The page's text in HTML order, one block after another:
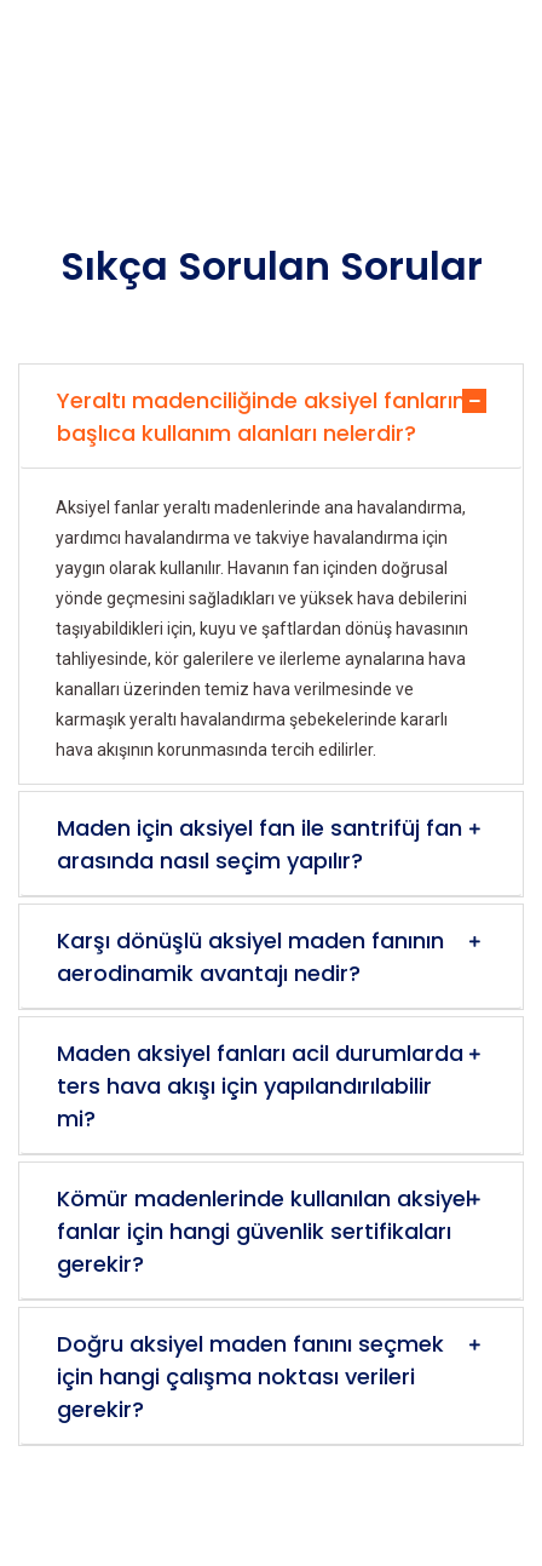
Sıkça Sorulan Sorular
Yeraltı madenciliğinde aksiyel fanların
başlıca kullanım alanları nelerdir?
Aksiyel fanlar yeraltı madenlerinde ana havalandırma,
yardımcı havalandırma ve takviye havalandırma için
yaygın olarak kullanılır. Havanın fan içinden doğrusal
yönde geçmesini sağladıkları ve yüksek hava debilerini
taşıyabildikleri için, kuyu ve şaftlardan dönüş havasının
tahliyesinde, kör galerilere ve ilerleme aynalarına hava
kanalları üzerinden temiz hava verilmesinde ve
karmaşık yeraltı havalandırma şebekelerinde kararlı
hava akışının korunmasında tercih edilirler.
Maden için aksiyel fan ile santrifüj fan
arasında nasıl seçim yapılır?
Karşı dönüşlü aksiyel maden fanının
aerodinamik avantajı nedir?
Maden aksiyel fanları acil durumlarda
ters hava akışı için yapılandırılabilir
mi?
Kömür madenlerinde kullanılan aksiyel
fanlar için hangi güvenlik sertifikaları
gerekir?
Doğru aksiyel maden fanını seçmek
için hangi çalışma noktası verileri
gerekir?